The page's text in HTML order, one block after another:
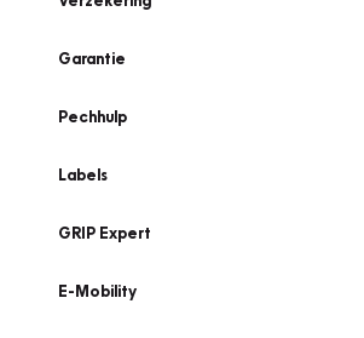
Garantie
Pechhulp
Labels
GRIP Expert
E-Mobility